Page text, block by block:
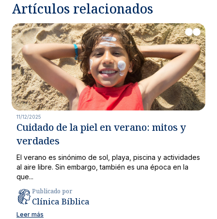
Artículos relacionados
11/12/2025
Cuidado de la piel en verano: mitos y
verdades
El verano es sinónimo de sol, playa, piscina y actividades
al aire libre. Sin embargo, también es una época en la
que...
Publicado por
Clínica Bíblica
Leer más